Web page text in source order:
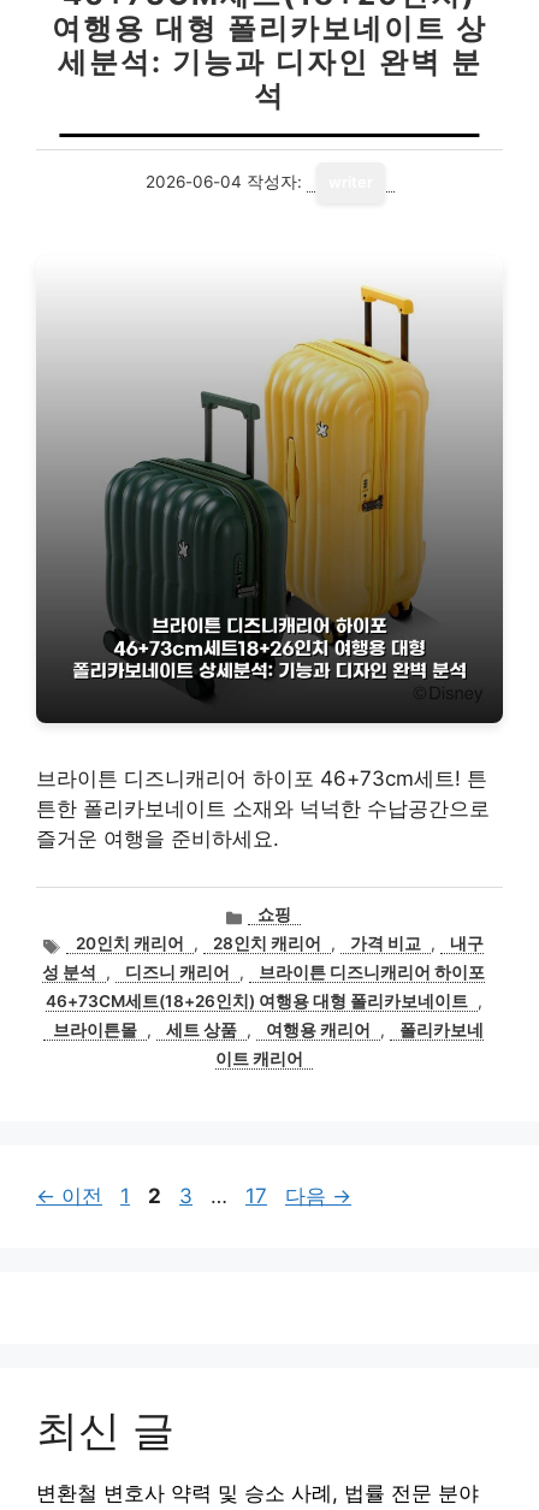
여행용 대형 폴리카보네이트 상
세분석: 기능과 디자인 완벽 분
석
2026-06-04 작성자:
브라이튼 디즈니캐리어 하이포 46+73cm세트! 튼
튼한 폴리카보네이트 소재와 넉넉한 수납공간으로
즐거운 여행을 준비하세요.
카
테
고
리
쇼핑
태
그
20인치 캐리어 , 28인치 캐리어 , 가격 비교 ,
내구
성 분석
, 디즈니 캐리어 ,
브라이튼 디즈니캐리어 하이포
46+73CM세트(18+26인치) 여행용 대형 폴리카보네이트 ,
브라이튼몰 , 세트 상품 , 여행용 캐리어 ,
폴리카보네
이트 캐리어
← 이전
페
1
페
2
페
3 …
페
17 다음 →
최신 글
변환철 변호사 약력 및 승소 사례, 법률 전문 분야